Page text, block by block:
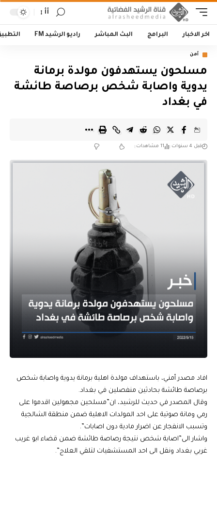
أأ
اخر الاخبار البرامج البث المباشر راديو الرشيد FM
أمن
مسلحون يستهدفون مولدة برمانة
يدوية واصابة شخص برصاصة طائشة
في بغداد
قبل 4 سنوات 11 مشاهدات
افاد مصدر أمني، باستهداف مولدة اهلية برمانة يدوية واصابة شخص
برصاصة طائشة بحادثين منفصلين في بغداد.
وقال المصدر في حديث للرشيد، ان”مسلحين مجهولين اقدموا على
رمي ومانة صوتية على احد المولدات الاهلية ضمن منطقة الشالجية
وتسبب الانفجار عن اضرار مادية دون اصابات”.
واشار الى”اصابة شخص نتيجة رصاصة طائشة ضمن قضاء ابو غريب
غربي بغداد ونقل الى احد المستشفيات لتلقي العلاج”.